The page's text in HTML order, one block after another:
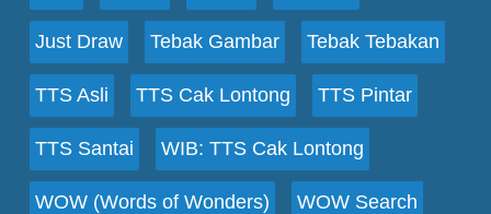
Just Draw Tebak Gambar Tebak Tebakan
TTS Asli TTS Cak Lontong TTS Pintar
TTS Santai WIB: TTS Cak Lontong
WOW (Words of Wonders) WOW Search